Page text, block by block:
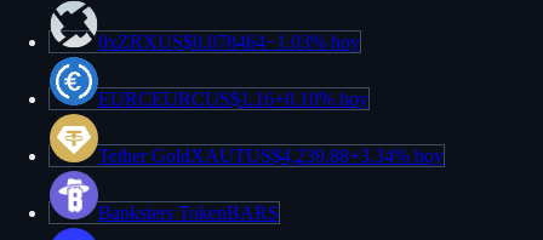
0xZRXUS$0.078464−1.03% hoy
EURCEURCUS$1.16+0.10% hoy
Tether GoldXAUTUS$4,239.88+3.34% hoy
Banksters TokenBARS